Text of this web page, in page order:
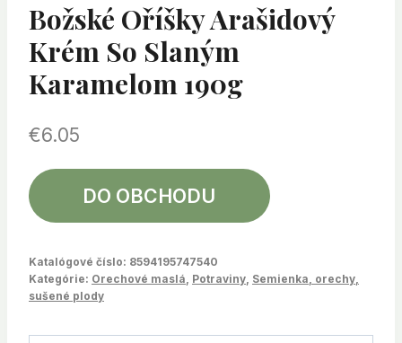
Božské Oříšky Arašidový
Krém So Slaným
Karamelom 190g
€6.05
DO OBCHODU
Katalógové číslo: 8594195747540
Kategórie: Orechové maslá Potraviny Semienka, orechy,
sušené plody